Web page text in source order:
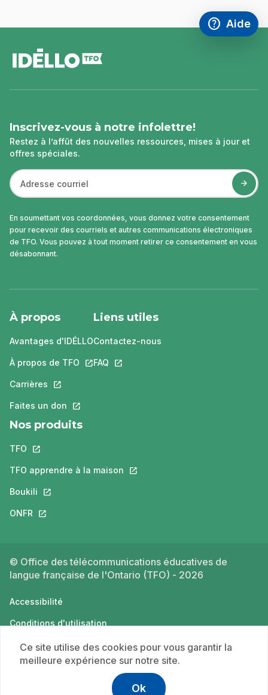
help
Accéder à
Aide
,Ce lien
de
page
Inscrivez-vous à notre infolettre!
Restez à l’affût des nouvelles ressources, mises à jour et
offres spéciales.
En soumettant vos coordonnées, vous donnez votre consentement
pour recevoir des courriels et autres communications électroniques
de TFO. Vous pouvez à tout moment retirer ce consentement en vous
désabonnant.
À propos
Avantages d'IDÉLLO
À propos de TFO Ce lien s'ouvrira dans un nouvel onglet.
Carrières Ce lien s'ouvrira dans un nouvel onglet.
Faites un don Ce lien s'ouvrira dans un nouvel onglet.
Liens utiles
Contactez-nous
FAQ Ce lien s'ouvrira dans un nouvel
Nos produits
TFO Ce lien s'ouvrira dans un nouvel onglet.
TFO apprendre à la maison Ce lien s'ouvrira dans un nouvel
Boukili Ce lien s'ouvrira dans un nouvel onglet.
ONFR Ce lien s'ouvrira dans un nouvel onglet.
© Office des télécommunications éducatives de
langue française de l'Ontario (TFO) - 2026
Accessibilité
Conditions d'utilisation
Politique de confidentialité
Ce site utilise des cookies pour vous garantir la
meilleure expérience sur notre site.
Ok